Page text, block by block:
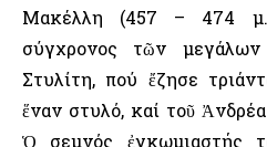
Μακέλλη (457 – 474
σύγχρονος τῶν
Στυλίτη, πού ἔζησε
ἕναν στυλό, καί τοῦ
Ὁ σεμνός ἐγκωμιαστής